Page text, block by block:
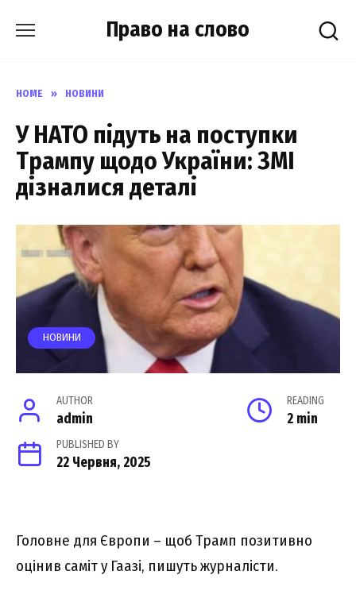
Право на слово
HOME » НОВИНИ
У НАТО підуть на поступки
Трампу щодо України: ЗМІ
дізналися деталі
НОВИНИ
AUTHOR
admin
READING
2 min
PUBLISHED BY
22 Червня, 2025
Головне для Європи – щоб Трамп позитивно
оцінив саміт у Гаазі, пишуть журналісти.